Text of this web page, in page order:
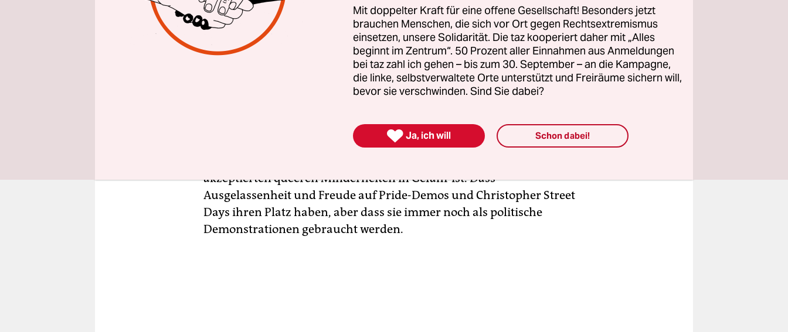
Mathematik oder Physik, nicht an Geschlechtsidentität. Diese Zeiten
sollten vorbei sein, seit Queers 1969 in New York in Straßenschlachten
mit der Polizei die moderne LGBTIQ-Bewegung anstießen. Spätestens
mit der Ehe für alle 2017 sollte alles in Butter sein, 2021 färbte sich halb
Deutschland in Regenbogenfarben, sogar die CSU undalle möglichen
, also heute alles nur noch Akzeptanz, Solidarität, Diversity,
Sollte so sein. Aber die erste Hälfte des Pride-Monats Juni 2022 zeigt,
akzeptierten queeren Minderheiten in Gefahr ist. Dass
Ausgelassenheit und Freude auf Pride-Demos und Christopher Street
Days ihren Platz haben, aber dass sie immer noch als politische
Demonstrationen gebraucht werden.
Mit doppelter Kraft für eine offene Gesellschaft! Besonders jetzt
brauchen Menschen, die sich vor Ort gegen Rechtsextremismus
einsetzen, unsere Solidarität. Die taz kooperiert daher mit „Alles
beginnt im Zentrum“. 50 Prozent aller Einnahmen aus Anmeldungen
bei taz zahl ich gehen – bis zum 30. September – an die Kampagne,
die linke, selbstverwaltete Orte unterstützt und Freiräume sichern will,
bevor sie verschwinden. Sind Sie dabei?
 Ja, ich will Schon dabei!